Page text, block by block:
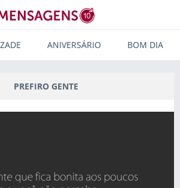
ANIVERSÁRIO BOM DIA
PREFIRO GENTE